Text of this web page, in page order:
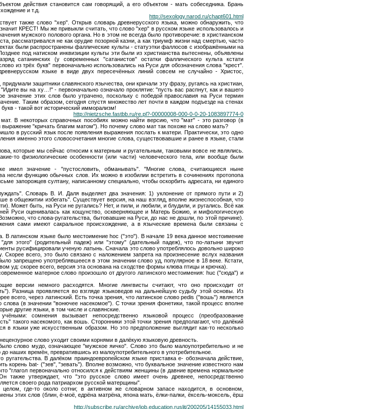
действия становится сам говорящий, а его объектом - мать собеседника. Брань
и т.д.
http://sexology.narod.ru/chapt601.html
также слово "хер". Открыв словарь древнерусского языка, можно обнаружить, что
КРЕСТ! Мы же привыкли считать, что слово "хер" в русском языке использовалось и
мужского полового органа. Но в этом не всегда было противоречие: в христианском
рассматривался не как орудие позорной казни, а как триумф жизни над смертью, часто
были распространены фаллические культы - статуэтки фаллосов с изображёнными на
под натиском инквизиции культы эти были из христианства вытеснены, объявлены
сатанинских (у современных "сатанистов" остатки фаллического культа кстати
из трёх букв" первоначально использовались на Руси для обозначения слова "крест".
языке в виде двух пересечённых линий совсем не случайно - Христос,
защитники славянского язычества, они кричали эту фразу, ругаясь на христиан,
вы на ху…!" - первоначально означало проклятие: "пусть вас распнут, как и вашего
значение этих слов было утрачено, поскольку с победой православия на Руси термин
Таким образом, сегодня спустя множество лет почти в каждом подъезде на стенах
- такой вот исторический имморализм!
http://nietzsche.fastbb.ru/re.pl?-00000008-000-0-0-20-1083897774-0
В некоторых справочных пособиях можно найти версию, что "мат" - это разговор (в
выражение "кричать благим матом"). Но почему слово мат так похоже на слово мать?
в русский язык после появления выражения послать к матери. Практически, это одно
именно этого словосочетания многие слова, существовавшие и ранее в языке, стали
которые мы сейчас относим к матерным и ругательным, таковыми вовсе не являлись.
то физиологические особенности (или части) человеческого тела, или вообще были
имел значение - "пустословить, обманывать". "Многие слова, считающиеся ныне
несли функцию обычных слов. Их можно в изобилии встретить в сочинениях протопопа
запорожцев султану, написанному специально, чтобы оскорбить адресата, ни единого
Словарь В. И. Даля выделяет два значения: 1) уклонение от прямого пути и 2)
в общежитии избегать". Существует версия, на наш взгляд, вполне жизнеспособная, что
Может быть, на Руси не ругались? Нет, и пили, и любили, и блудили, и ругались. Всё как
Руси оценивалась как кощунство, оскверняющее и Матерь Божию, и мифологическую
что слова-ругательства, бытовавшие на Руси, до нас не дошли, по этой причине).
сами имеют сакральное происхождение, а в языческие времена были связаны с
В латинском языке было местоимение hoc ("это"). В начале 19 века данное местоимение
этого" (родительный падеж) или "этому" (дательный падеж), что по-латыни звучит
русифицировали ученую латынь. Сначала это слово употреблялось довольно широко
всего, это было связано с наложением запрета на произнесение вслух названия
запрещено употреблявшееся в этом значении слово уд, популярное в 18 веке. Кстати,
уд: скорее всего, версия эта основана на сходстве формы клюва птицы и крючка).
матерное слово произошло от другого латинского местоимения: huc ("сюда") и
версии немного расходятся. Многие лингвисты считают, что оно происходит от
Разница проявляется во взгляде языковедов на дальнейшую судьбу этой основы. Из
всего, через латинский. Есть точка зрения, что латинское слово pedis ("вошь") является
(в значении "вонючее насекомое"). С точки зрения фонетики, такой процесс вполне
другие языки, в том числе и славянские.
сомнения вызывает непосредственно языковой процесс (преобразование
такого насекомого, как вошь. Сторонники этой точки зрения предполагают, что далёкий
в языки уже искусственным образом. Но это предположение выглядит как-то несколько
слово уходит своими корнями в далёкую языковую древность.
слово мудо, означающее "мужское яичко". Слово это было малоупотребительно и не
наших времён, превратившись из малоупотребительного в употребительное.
В далёком праиндоевропейском языке приставка e- обозначала действие,
корень bat- ("зев", "зевать"). Вполне возможно, что буквальное значение известного нам
"глагол первоначально относился к действиям женщины (в давние времена нормальное
также утверждает, что "это русское слово имеет очень древнее, непосредственно
своего рода патриархом русской матерщины".
где-то около сотни; в активном же словарном запасе находится, в основном,
этих слов (блин, ё-моё, едрёна матрёна, япона мать, ёлки-палки, ёксель-моксель, ёрш
http://subscribe.ru/archive/job.education.ruslit/200205/14155033.html